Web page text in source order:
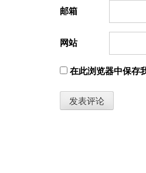
邮箱
网站
在此浏览器中保存